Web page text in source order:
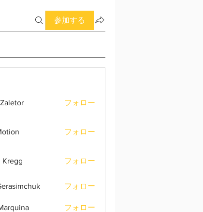
参加する
フォロー
フォロー
Kregg フォロー
フォロー
フォロー